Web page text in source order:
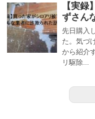
【実録
ずさん
先日購入
た。気づ
から紹介
リ駆除...